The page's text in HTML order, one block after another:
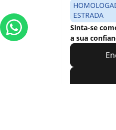
ESTRADA
Sinta-se
a sua